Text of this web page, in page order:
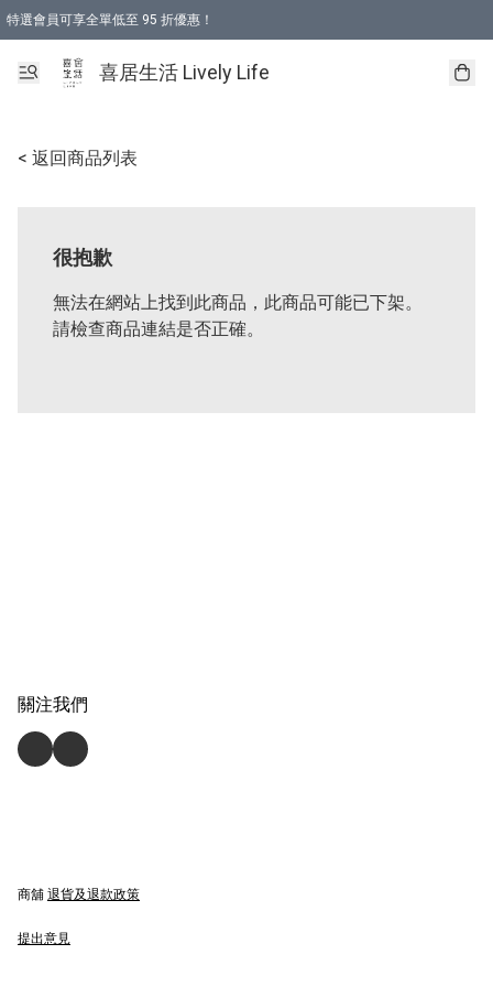
特選會員可享全單低至 95 折優惠！
購物折後滿$600免運費優惠 (減價貨品除外）
購物折後滿$320 即可免費於「順豐站」或「順豐智能櫃」自提點取貨 （冷凍食品
喜居生活 Lively Life
< 返回商品列表
很抱歉
無法在網站上找到此商品，此商品可能已下架。
請檢查商品連結是否正確。
關注我們
商舖 退貨及退款政策
提出意見